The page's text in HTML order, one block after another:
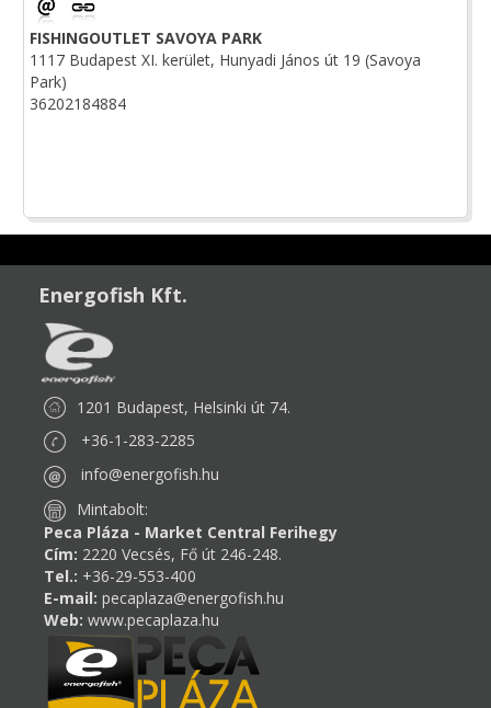
FISHINGOUTLET SAVOYA PARK
1117 Budapest XI. kerület, Hunyadi János út 19 (Savoya
Park)
36202184884
Energofish Kft.
1201 Budapest, Helsinki út 74.
+36-1-283-2285
info@energofish.hu
Mintabolt:
Peca Pláza - Market Central Ferihegy
Cím: 2220 Vecsés, Fő út 246-248.
Tel.: +36-29-553-400
E-mail: pecaplaza@energofish.hu
Web: www.pecaplaza.hu